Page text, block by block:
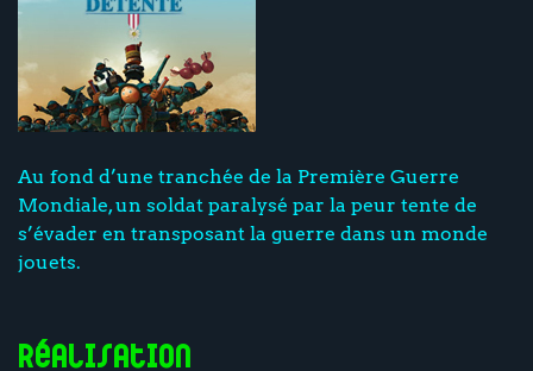
Au fond d’une tranchée de la Première Guerre
Mondiale, un soldat paralysé par la peur tente de
s’évader en transposant la guerre dans un monde
jouets.
Réalisation